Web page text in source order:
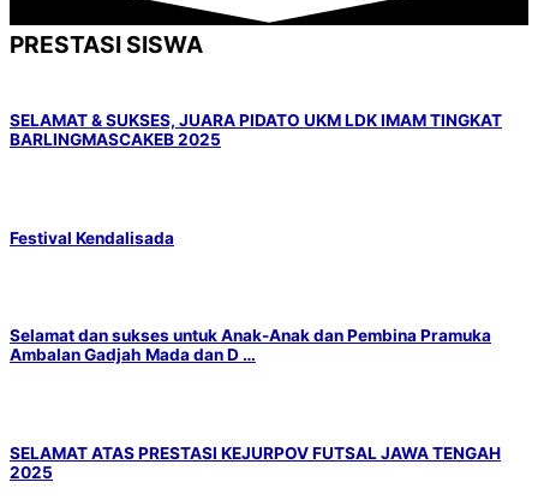
PRESTASI SISWA
SELAMAT & SUKSES, JUARA PIDATO UKM LDK IMAM TINGKAT
BARLINGMASCAKEB 2025
Festival Kendalisada
Selamat dan sukses untuk Anak-Anak dan Pembina Pramuka
Ambalan Gadjah Mada dan D …
SELAMAT ATAS PRESTASI KEJURPOV FUTSAL JAWA TENGAH
2025